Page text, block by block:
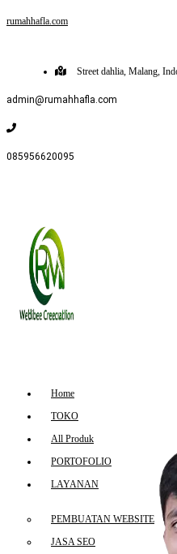
rumahhafla.com
Street dahlia, Malang,
admin@rumahhafla.com
085956620095
Home
TOKO
All Produk
PORTOFOLIO
LAYANAN
PEMBUATAN WEBSITE
JASA SEO